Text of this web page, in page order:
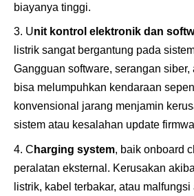
biayanya tinggi.
Unit kontrol elektronik dan
listrik sangat bergantung pada
Gangguan software, serangan
bisa melumpuhkan kendaraan
konvensional jarang menjamin
sistem atau kesalahan update
C harging system, baik onboard
peralatan eksternal. Kerusakan
listrik, kabel terbakar, atau